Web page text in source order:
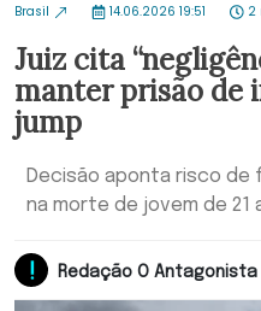
Brasil 14.06.2026 19:51 2
Juiz cita
manter prisão de
jump
Decisão aponta risco de
na morte de jovem de 21
Redação O Antagonista